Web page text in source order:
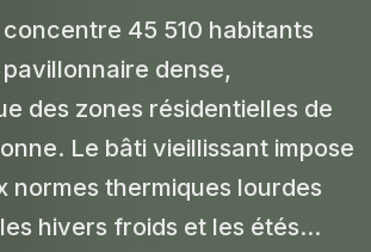
45 510 habitants
dense,
des zones résidentielles de
Le bâti vieillissant impose
normes thermiques lourdes
hivers froids et les étés...